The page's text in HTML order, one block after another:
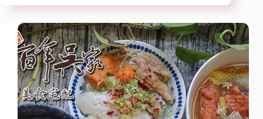
肉
粥、
虱
目
魚
芋
頭
粥、
芋
冷
水
餃
推
薦】
『八
芳
寶